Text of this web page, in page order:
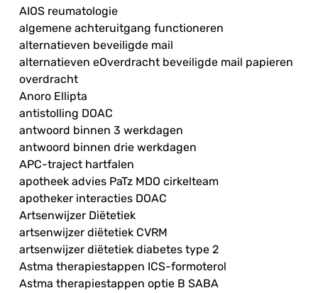
AIOS reumatologie
algemene achteruitgang functioneren
alternatieven beveiligde mail
alternatieven eOverdracht beveiligde mail papieren
overdracht
Anoro Ellipta
antistolling DOAC
antwoord binnen 3 werkdagen
antwoord binnen drie werkdagen
APC-traject hartfalen
apotheek advies PaTz MDO cirkelteam
apotheker interacties DOAC
Artsenwijzer Diëtetiek
artsenwijzer diëtetiek CVRM
artsenwijzer diëtetiek diabetes type 2
Astma therapiestappen ICS-formoterol
Astma therapiestappen optie B SABA